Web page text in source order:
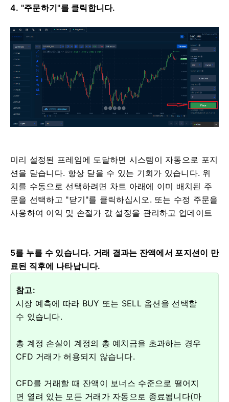
4. "주문하기"를 클릭합니다.
미리 설정된 프레임에 도달하면 시스템이 자동으로 포지
션을 닫습니다. 항상 닫을 수 있는 기회가 있습니다. 위
치를 수동으로 선택하려면 차트 아래에 이미 배치된 주
문을 선택하고 "닫기"를 클릭하십시오. 또는 수정 주문을
사용하여 이익 및 손절가 값 설정을 관리하고 업데이트
5를 누를 수 있습니다. 거래 결과는 잔액에서 포지션이 만
료된 직후에 나타납니다.
참고:
시장 예측에 따라 BUY 또는 SELL 옵션을 선택할
수 있습니다.
총 계정 손실이 계정의 총 예치금을 초과하는 경우
CFD 거래가 허용되지 않습니다.
CFD를 거래할 때 잔액이 보너스 수준으로 떨어지
면 열려 있는 모든 거래가 자동으로 종료됩니다(마